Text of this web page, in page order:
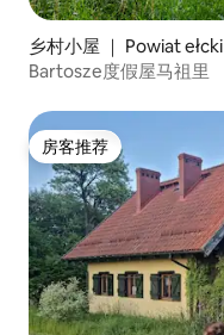
乡村小屋 ｜ Powiat ełcki
Bartosze度假屋马祖里
房客推荐
房客推荐